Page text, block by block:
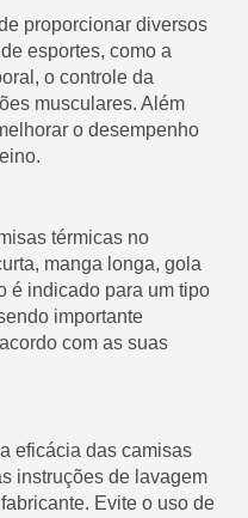
proporcionar diversos
esportes, como a
o controle da
musculares. Além
o desempenho
térmicas no
manga longa, gola
é indicado para um tipo
importante
com as suas
eficácia das camisas
instruções de lavagem
Evite o uso de